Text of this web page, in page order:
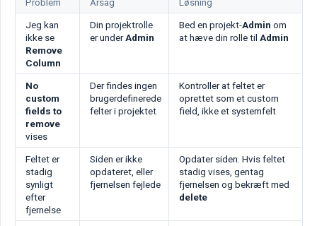
Problem Årsag
Løsning
Jeg kan
ikke se
Remove
Column
Din projektrolle
er underAdmin
Bed en projekt-Admin om
at hæve din rolle til Admin
No
custom
fields to
remove
vises
Der findes ingen
brugerdefinerede
felter i projektet
Kontroller at feltet er
oprettet som et custom
field, ikke et systemfelt
Feltet er
stadig
synligt
efter
fjernelse
Siden er ikke
opdateret, eller
fjernelsen fejlede
Opdater siden. Hvis feltet
stadig vises, gentag
fjernelsen og bekræft med
delete